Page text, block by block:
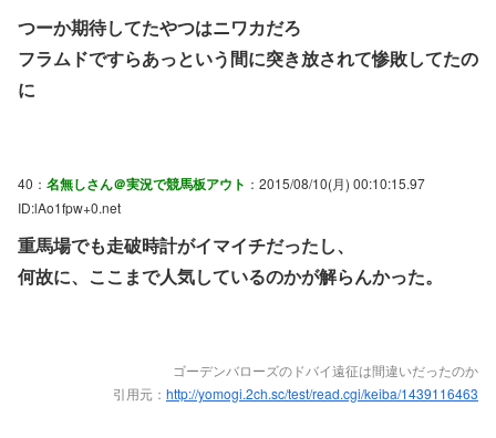
つーか期待してたやつはニワカだろ
フラムドですらあっという間に突き放されて惨敗してたの
に
40： 名無しさん＠実況で競馬板アウト ：2015/08/10(月) 00:10:15.97
ID:lAo1fpw+0.net
重馬場でも走破時計がイマイチだったし、
何故に、ここまで人気しているのかが解らんかった。
ゴーデンバローズのドバイ遠征は間違いだったのか
引用元： http://yomogi.2ch.sc/test/read.cgi/keiba/1439116463